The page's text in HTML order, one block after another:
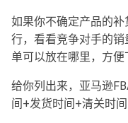
如果你不确定产品的
行，看看竞争对手的
单可以放在哪里，方便
给你列出来，亚马逊
间+发货时间+清关时